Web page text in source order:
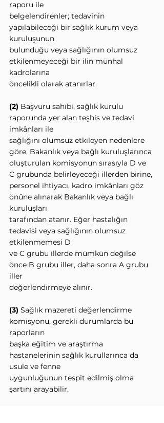
raporu ile
belgelendirenler; tedavinin
yapılabileceği bir sağlık kurum veya
kuruluşunun
bulunduğu veya sağlığının olumsuz
etkilenmeyeceği bir ilin münhal
kadrolarına
öncelikli olarak atanırlar.
(2) Başvuru sahibi, sağlık kurulu
raporunda yer alan teşhis ve tedavi
imkânları ile
sağlığını olumsuz etkileyen nedenlere
göre, Bakanlık veya bağlı kuruluşlarınca
oluşturulan komisyonun sırasıyla D ve
C grubunda belirleyeceği illerden birine,
personel ihtiyacı, kadro imkânları göz
önüne alınarak Bakanlık veya bağlı
kuruluşları
tarafından atanır. Eğer hastalığın
tedavisi veya sağlığının olumsuz
etkilenmemesi D
ve C grubu illerde mümkün değilse
önce B grubu iller, daha sonra A grubu
iller
değerlendirmeye alınır.
(3) Sağlık mazereti değerlendirme
komisyonu, gerekli durumlarda bu
raporların
başka eğitim ve araştırma
hastanelerinin sağlık kurullarınca da
usule ve fenne
uygunluğunun tespit edilmiş olma
şartını arayabilir.